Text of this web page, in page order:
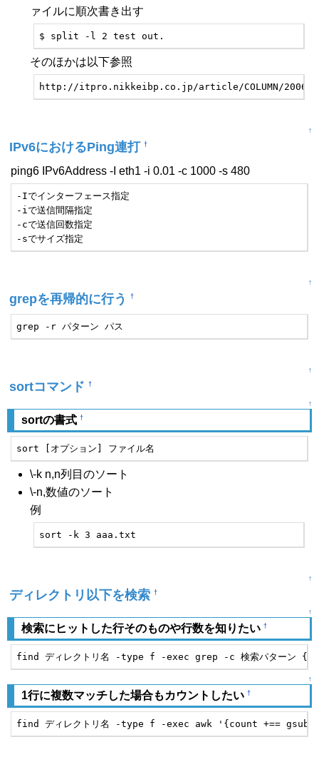
ァイルに順次書き出す
$ split -l 2 test out.
そのほかは以下参照
http://itpro.nikkeibp.co.jp/article/COLUMN/
↑
IPv6におけるPing連打 †
ping6 IPv6Address -I eth1 -i 0.01 -c 1000 -s 480
-Iでインターフェース指定
-iで送信間隔指定
-cで送信回数指定
-sでサイズ指定
↑
grepを再帰的に行う †
grep -r パターン パス
↑
sortコマンド †
↑
sortの書式 †
sort [オプション] ファイル名
\-k n,n列目のソート
\-n,数値のソート
例
sort -k 3 aaa.txt
↑
ディレクトリ以下を検索 †
↑
検索にヒットした行そのものや行数を知りたい †
find ディレクトリ名 -type f -exec grep -c 検索パタ
↑
1行に複数マッチした場合もカウントしたい †
find ディレクトリ名 -type f -exec awk '{count +==